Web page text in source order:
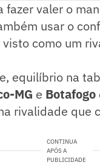
fazer valer o
usar o
como um
equilíbrio na
MG e Botafogo
rivalidade que
CONTINUA
APÓS A
PUBLICIDADE